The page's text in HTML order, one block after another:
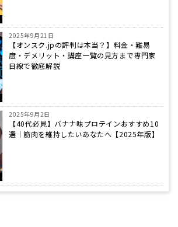
2025年9月21日
【オンスク.jpの評判は本当？】料金・難易
度・デメリット・講座一覧の見方まで専門家
目線で徹底解説
2025年9月2日
【40代必見】バナナ味プロテインおすすめ10
選｜筋肉を維持したいあなたへ【2025年版】